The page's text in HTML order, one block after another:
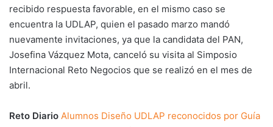
recibido respuesta favorable, en el mismo caso se
encuentra la UDLAP, quien el pasado marzo mandó
nuevamente invitaciones, ya que la candidata del PAN,
Josefina Vázquez Mota, canceló su visita al Simposio
Internacional Reto Negocios que se realizó en el mes de
abril.
Reto Diario Alumnos Diseño UDLAP reconocidos por Guía